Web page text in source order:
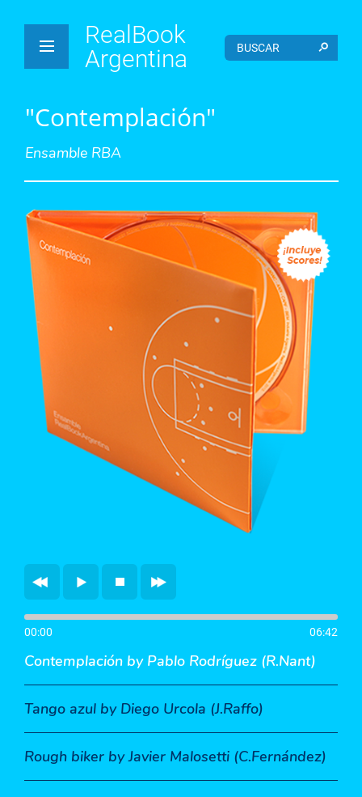
RealBook
Argentina
"Contemplación"
Ensamble RBA
00:00 06:42
Contemplación by Pablo Rodríguez (R.Nant)
Tango azul by Diego Urcola (J.Raffo)
Rough biker by Javier Malosetti (C.Fernández)